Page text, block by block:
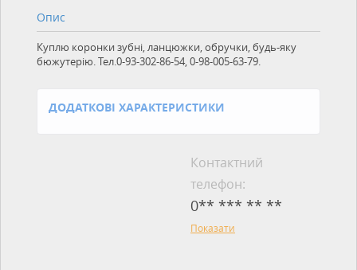
Опис
Куплю коронки зубні, ланцюжки, обручки, будь-яку
бюжутерію. Тел.0-93-302-86-54, 0-98-005-63-79.
ДОДАТКОВІ ХАРАКТЕРИСТИКИ
Контактний
телефон:
0** *** ** **
Показати